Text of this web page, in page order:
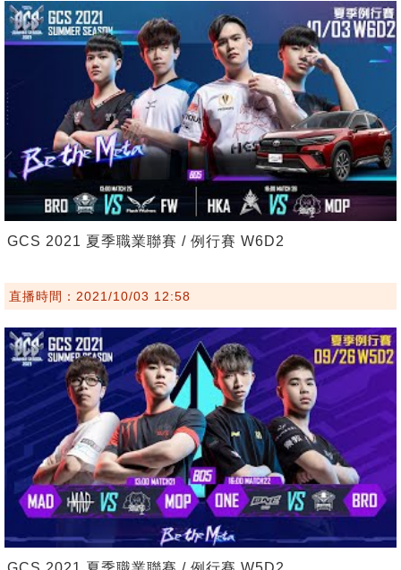
GCS 2021 夏季職業聯賽 / 例行賽 W6D2
直播時間：2021/10/03 12:58